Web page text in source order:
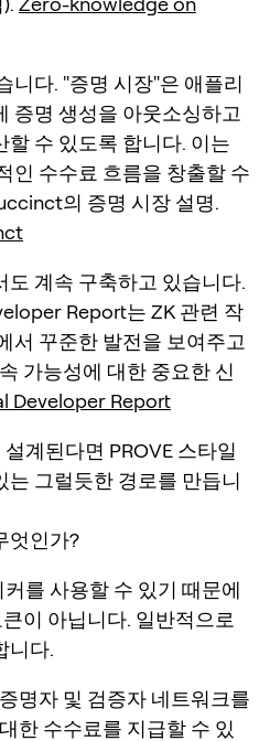
니다. "증명 시장"은 애플리
증명 생성을 아웃소싱하고
수 있도록 합니다. 이는
인 수수료 흐름을 창출할 수
의 증명 시장 설명.
계속 구축하고 있습니다.
Report는 ZK 관련 작
서 꾸준한 발전을 보여주고
가능성에 대한 중요한 신
Developer Report
계된다면 PROVE 스타일
는 그럴듯한 경로를 만듭니
엇인가?
를 사용할 수 있기 때문에
이 아닙니다. 일반적으로
니다.
명자 및 검증자 네트워크를
한 수수료를 지급할 수 있